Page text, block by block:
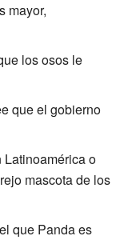
mayor,
los osos le
que el gobierno
o
mascota de los
que Panda es